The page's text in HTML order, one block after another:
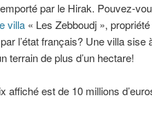
par le Hirak. Pouvez-
villa« Les Zebboudj »,
l’état français? Une villa sise
terrain de plus d’un hectare!
affiché est de 10 millions